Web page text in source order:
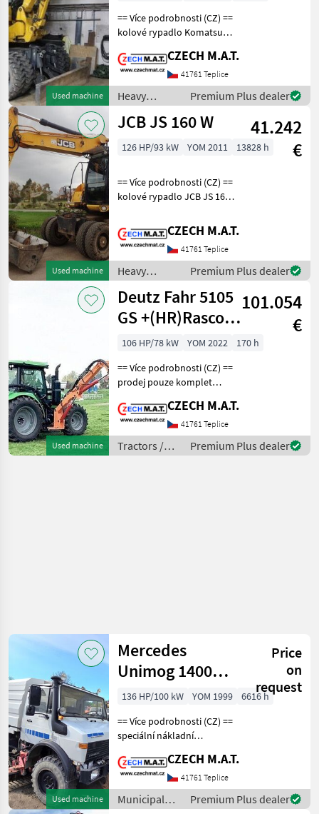
Used machine
== Více podrobnosti (CZ) ==
kolové rypadlo Komatsu
kopání opěry rok 2023
najeto 1 850 mth motor 73
kW váha 14.5 t hydraulické
vývody obě řidit
CZECH M.A.T.
41761 Teplice
Heavy
equipment/
construction
Komatsu
Premium Plus dealer
Used machine
JCB JS 160 W
41.242
€
126 HP/93 kW YOM 2011 13828 h
== Více podrobnosti (CZ) ==
kolové rypadlo JCB JS 160
13 828 mth váha 16.858 t
hydraulické vývody 5 lopat:
45+60+80 +1.1m prosívací
+2m
CZECH M.A.T.
41761 Teplice
Heavy
equipment/
construction
machines /
JCB
Premium Plus dealer
Used machine
Deutz Fahr 5105
GS +(HR)Rasco -
BRK 6000
101.054
€
106 HP/78 kW YOM 2022
170 h
== Více podrobnosti (CZ) ==
prodej pouze komplet
komunální výbavou RASCO:
-boční svahové sekací
mulčovací rameno vč. zadní
zátěže -čeln
CZECH M.A.T.
41761 Teplice
Tractors /
Deutz Fahr
Premium Plus dealer
Used machine
Mercedes
Unimog 1400
+Schmidt SK320
Price
on
request
136 HP/100 kW YOM 1999
6616 h
== Více podrobnosti (CZ) ==
speciální nákladní
4x4 komunál Mercedes
UNIMOG 1400 rok 1999, 1
majitel (CZ) najeto 63.086
km orig. / 6.616
CZECH M.A.T.
41761 Teplice
Municipal
Premium Plus dealer